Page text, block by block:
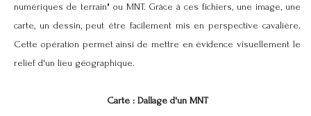
numériques de terrain" ou MNT. Grâce à ces fichiers, une image, une
carte, un dessin, peut être facilement mis en perspective cavalière.
Cette opération permet ainsi de mettre en évidence visuellement le
relief d'un lieu géographique.
Carte : Dallage d'un MNT